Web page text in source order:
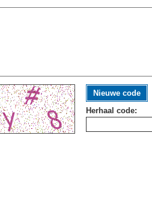
Nieuwe code
Herhaal code: